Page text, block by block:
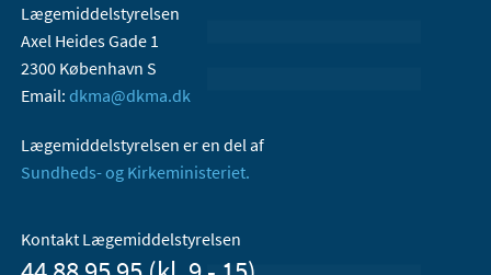
Lægemiddelstyrelsen
Axel Heides Gade 1
2300 København S
Email: dkma@dkma.dk
Lægemiddelstyrelsen er en del af
Sundheds- og Kirkeministeriet.
Kontakt Lægemiddelstyrelsen